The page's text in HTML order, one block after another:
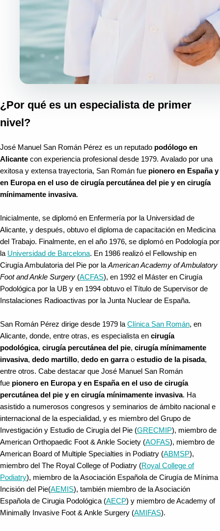
¿Por qué es un especialista de primer
nivel?
José Manuel San Román Pérez es un reputado podólogo en
Alicante con experiencia profesional desde 1979. Avalado por una
exitosa y extensa trayectoria, San Román fue pionero en España y
en Europa en el uso de cirugía percutánea del pie y en cirugía
mínimamente invasiva.
Inicialmente, se diplomó en Enfermería por la Universidad de
Alicante, y después, obtuvo el diploma de capacitación en Medicina
del Trabajo. Finalmente, en el año 1976, se diplomó en Podología por
la Universidad de Barcelona. En 1986 realizó el Fellowship en
Cirugía Ambulatoria del Pie por la American Academy of Ambulatory
Foot and Ankle Surgery (ACFAS), en 1992 el Máster en Cirugía
Podológica por la UB y en 1994 obtuvo el Título de Supervisor de
Instalaciones Radioactivas por la Junta Nuclear de España.
San Román Pérez dirige desde 1979 la Clínica San Román, en
Alicante, donde, entre otras, es especialista en cirugía
podológica, cirugía percutánea del pie, cirugía mínimamente
invasiva, dedo martillo, dedo en garrao estudio de la pisada,
entre otros. Cabe destacar que José Manuel San Román
fue pionero en Europa y en España en el uso de cirugía
percutánea del pie y en cirugía mínimamente invasiva. Ha
asistido a numerosos congresos y seminarios de ámbito nacional e
internacional de la especialidad, y es miembro del Grupo de
Investigación y Estudio de Cirugía del Pie (GRECMIP), miembro de
American Orthopaedic Foot & Ankle Society (AOFAS), miembro de
American Board of Multiple Specialties in Podiatry (ABMSP),
miembro del The Royal College of Podiatry (Royal College of
Podiatry), miembro de la Asociación Española de Cirugía de Mínima
Incisión del Pie(AEMIS), también miembro de la Asociación
Española de Cirugia Podológica (AECP) y miembro de Academy of
Minimally Invasive Foot & Ankle Surgery (AMIFAS).